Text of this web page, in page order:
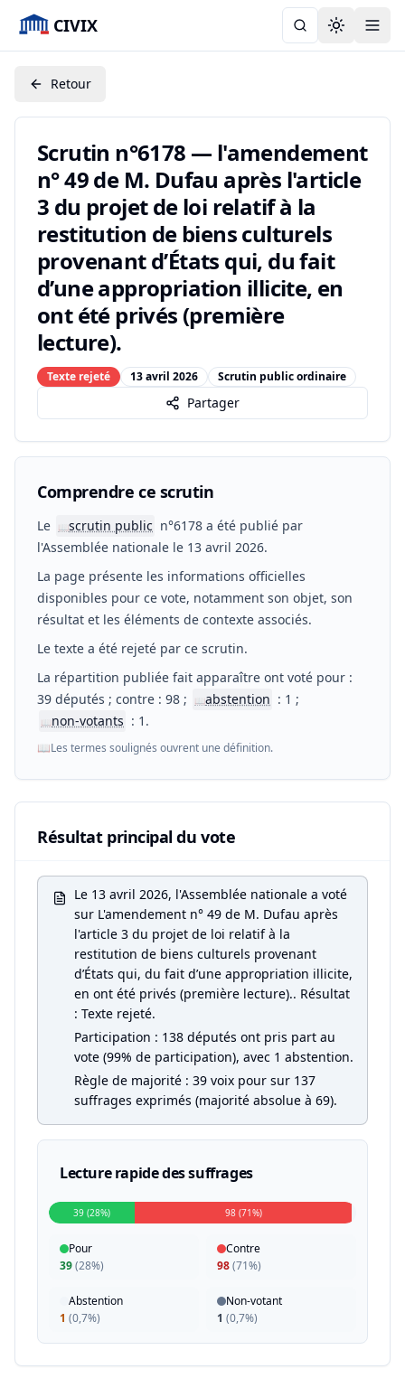
CIVIX Toggle
Retour
Scrutin n°6178 — l'amendement
n° 49 de M. Dufau après l'article
3 du projet de loi relatif à la
restitution de biens culturels
provenant d’États qui, du fait
d’une appropriation illicite, en
ont été privés (première
lecture).
Texte rejeté 13 avril 2026 Scrutin public ordinaire
Partager
Comprendre ce scrutin
Le 📖scrutin public n°6178 a été publié par
l'Assemblée nationale le 13 avril 2026.
La page présente les informations officielles
disponibles pour ce vote, notamment son objet, son
résultat et les éléments de contexte associés.
Le texte a été rejeté par ce scrutin.
La répartition publiée fait apparaître ont voté pour :
39 députés ; contre : 98 ;
📖abstention : 1 ;
📖non-votants : 1.
📖Les termes soulignés ouvrent une définition.
Résultat principal du vote
Le 13 avril 2026, l'Assemblée nationale a voté
sur L'amendement n° 49 de M. Dufau après
l'article 3 du projet de loi relatif à la
restitution de biens culturels provenant
d’États qui, du fait d’une appropriation illicite,
en ont été privés (première lecture).. Résultat
: Texte rejeté.
Participation : 138 députés ont pris part au
vote (99% de participation), avec 1 abstention.
Règle de majorité : 39 voix pour sur 137
suffrages exprimés (majorité absolue à 69).
Lecture rapide des suffrages
39 (28%) 98 (71%)
Pour
39(28%)
Contre
98(71%)
Abstention
1 (0,7%)
Non-votant
1 (0,7%)